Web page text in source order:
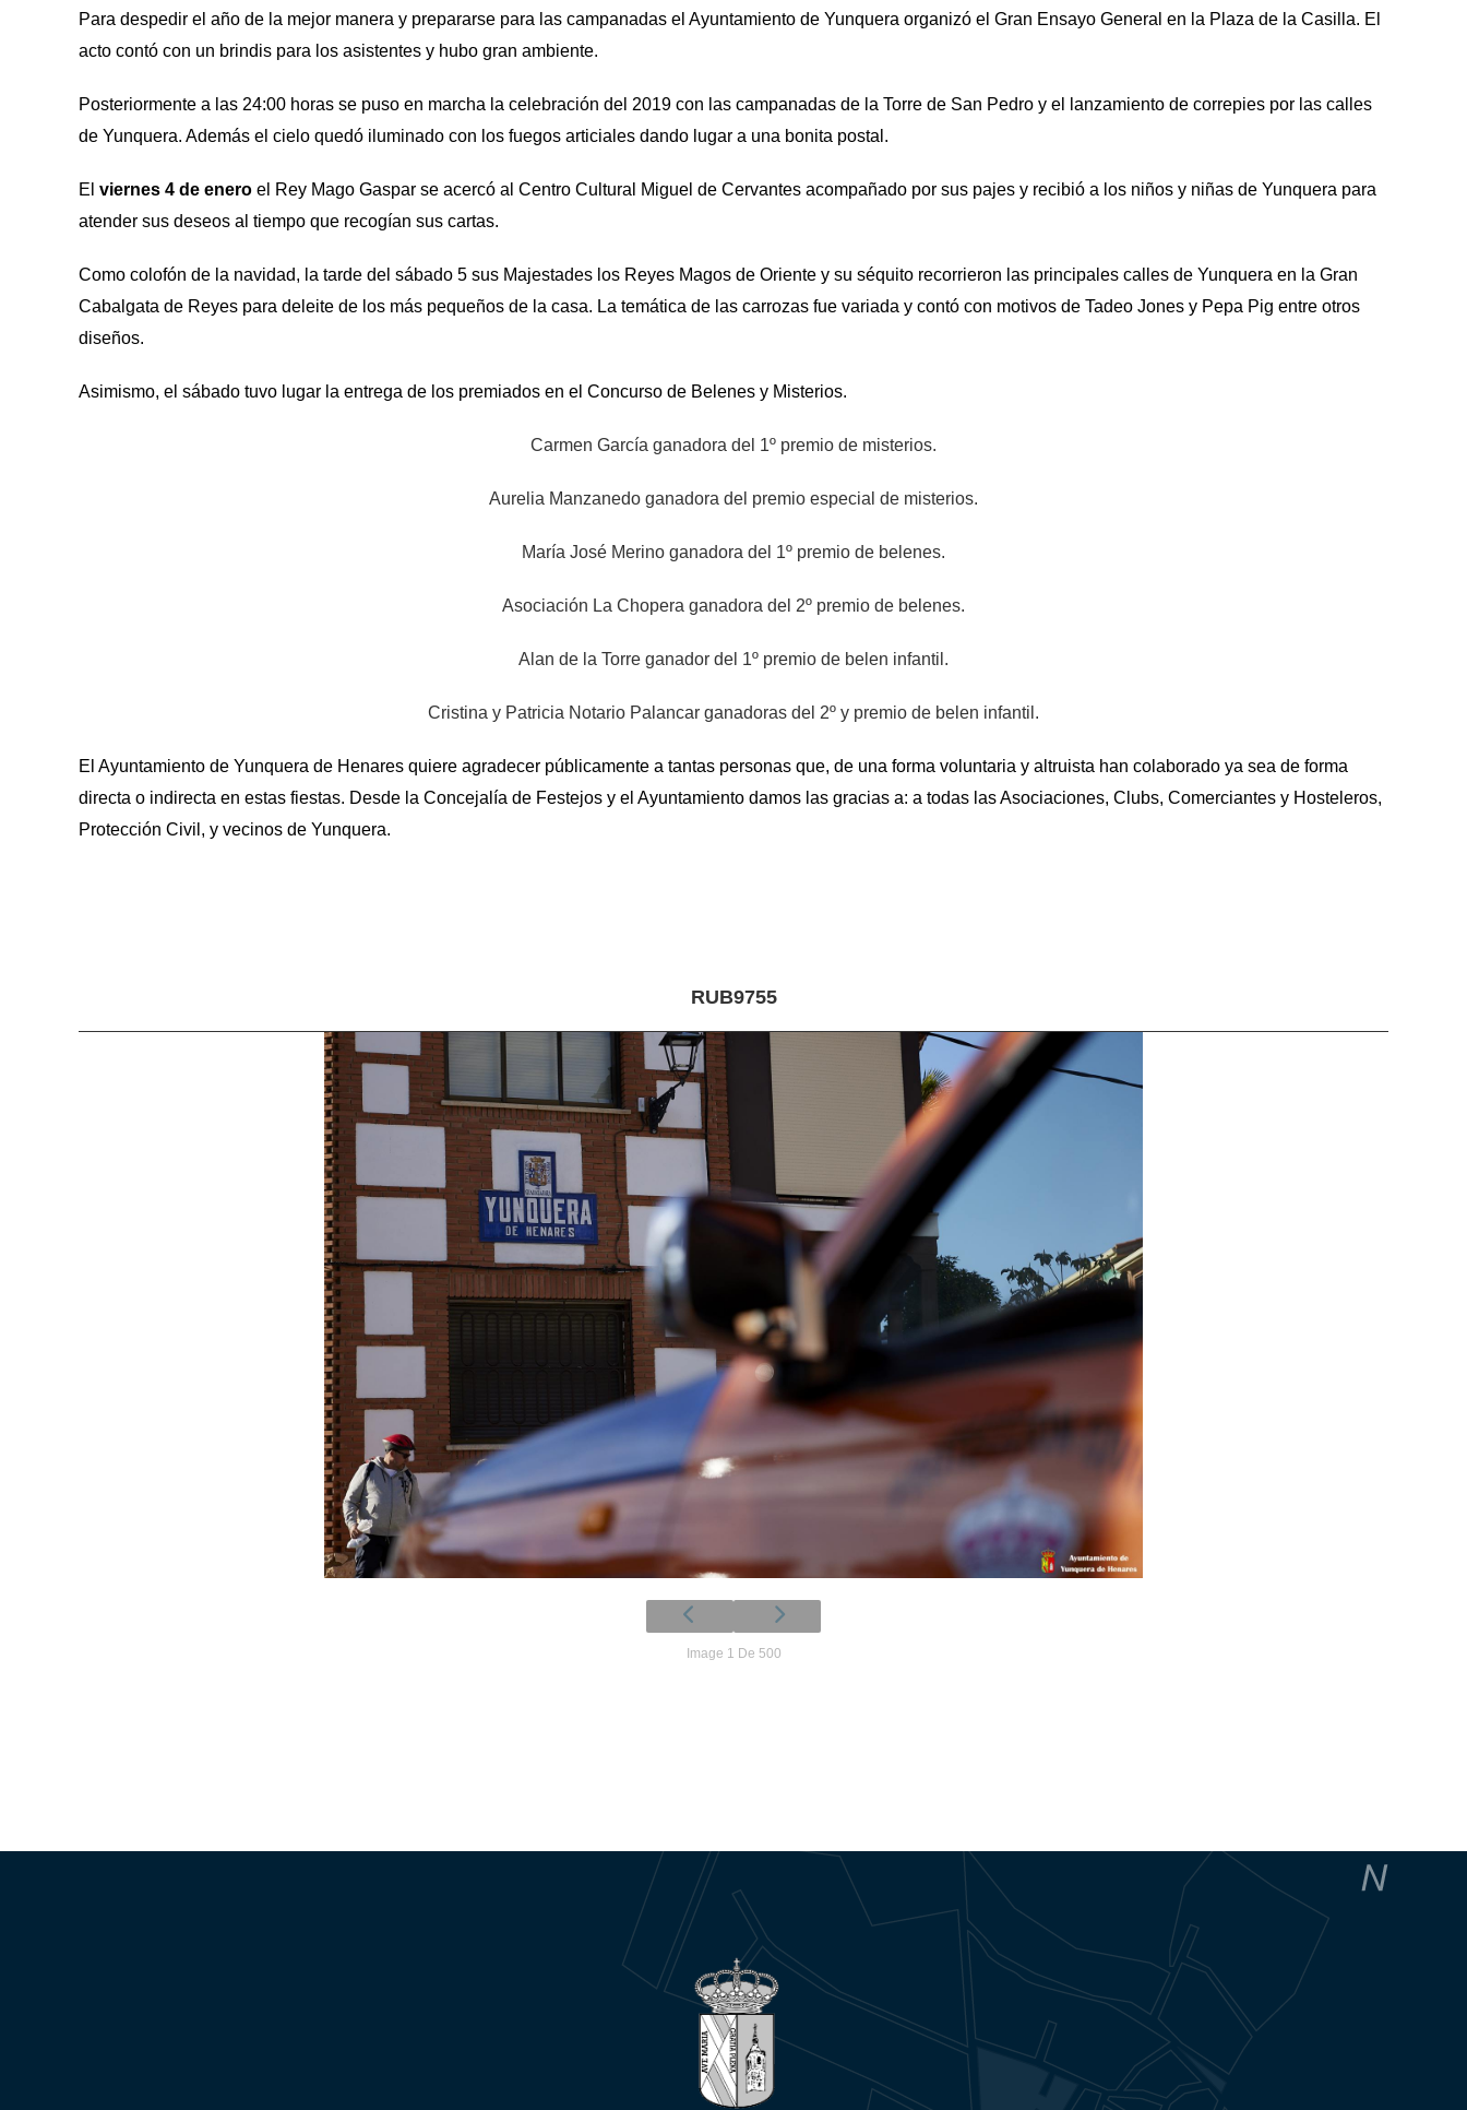
Para despedir el año de la mejor manera y prepararse para las campanadas el Ayuntamiento de Yunquera organizó el Gran Ensayo General en la Plaza de la Casilla. El
acto contó con un brindis para los asistentes y hubo gran ambiente.
Posteriormente a las 24:00 horas se puso en marcha la celebración del 2019 con las campanadas de la Torre de San Pedro y el lanzamiento de correpies por las calles
de Yunquera. Además el cielo quedó iluminado con los fuegos articiales dando lugar a una bonita postal.
El viernes 4 de enero el Rey Mago Gaspar se acercó al Centro Cultural Miguel de Cervantes acompañado por sus pajes y recibió a los niños y niñas de Yunquera para
atender sus deseos al tiempo que recogían sus cartas.
Como colofón de la navidad, la tarde del sábado 5 sus Majestades los Reyes Magos de Oriente y su séquito recorrieron las principales calles de Yunquera en la Gran
Cabalgata de Reyes para deleite de los más pequeños de la casa. La temática de las carrozas fue variada y contó con motivos de Tadeo Jones y Pepa Pig entre otros
diseños.
Asimismo, el sábado tuvo lugar la entrega de los premiados en el Concurso de Belenes y Misterios.
Carmen García ganadora del 1º premio de misterios.
Aurelia Manzanedo ganadora del premio especial de misterios.
María José Merino ganadora del 1º premio de belenes.
Asociación La Chopera ganadora del 2º premio de belenes.
Alan de la Torre ganador del 1º premio de belen infantil.
Cristina y Patricia Notario Palancar ganadoras del 2º y premio de belen infantil.
El Ayuntamiento de Yunquera de Henares quiere agradecer públicamente a tantas personas que, de una forma voluntaria y altruista han colaborado ya sea de forma
directa o indirecta en estas fiestas. Desde la Concejalía de Festejos y el Ayuntamiento damos las gracias a: a todas las Asociaciones, Clubs, Comerciantes y Hosteleros,
Protección Civil, y vecinos de Yunquera.
RUB9755
Image 1 De 500